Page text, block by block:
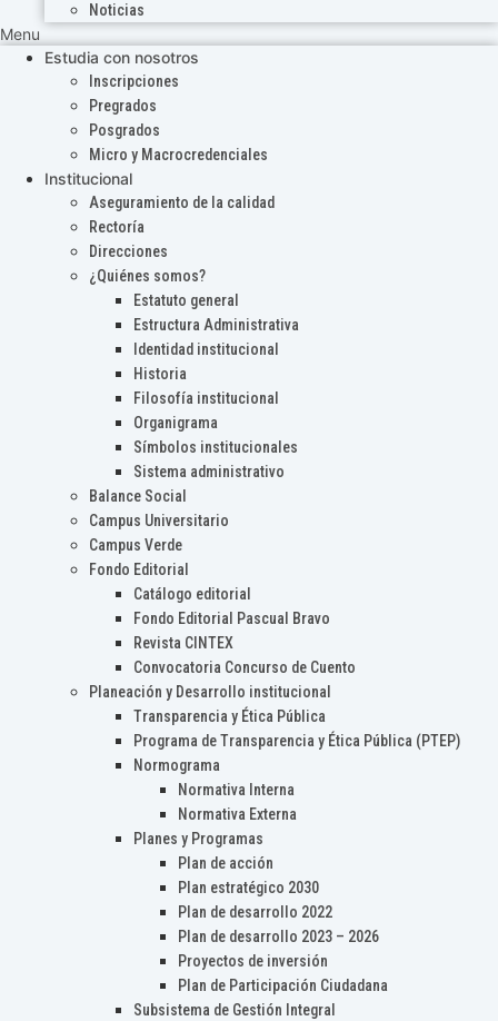
Noticias
Menu
Estudia con nosotros
Inscripciones
Pregrados
Posgrados
Micro y Macrocredenciales
Institucional
Aseguramiento de la calidad
Rectoría
Direcciones
¿Quiénes somos?
Estatuto general
Estructura Administrativa
Identidad institucional
Historia
Filosofía institucional
Organigrama
Símbolos institucionales
Sistema administrativo
Balance Social
Campus Universitario
Campus Verde
Fondo Editorial
Catálogo editorial
Fondo Editorial Pascual Bravo
Revista CINTEX
Convocatoria Concurso de Cuento
Planeación y Desarrollo institucional
Transparencia y Ética Pública
Programa de Transparencia y Ética Pública (PTEP)
Normograma
Normativa Interna
Normativa Externa
Planes y Programas
Plan de acción
Plan estratégico 2030
Plan de desarrollo 2022
Plan de desarrollo 2023 – 2026
Proyectos de inversión
Plan de Participación Ciudadana
Subsistema de Gestión Integral